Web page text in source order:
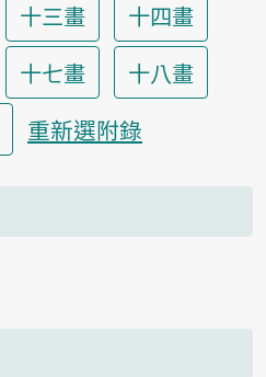
十三畫
十四畫
十七畫
十八畫
重新選附錄